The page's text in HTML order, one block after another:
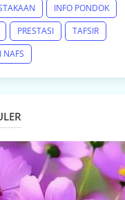
INFO PONDOK
PRESTASI
TAFSIR
NAFS